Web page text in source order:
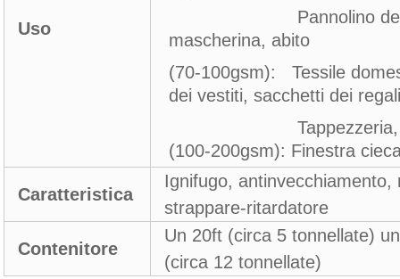
Uso
Pannolino del
mascherina, abito
(70-100gsm): Tessile
dei vestiti, sacchetti dei
Tappezzeria, casella
(100-200gsm): Finestra
Caratteristica
Ignifugo,
strappare-ritardatore
Contenitore
Un 20ft (circa 5 tonnellate)
(circa 12 tonnellate)